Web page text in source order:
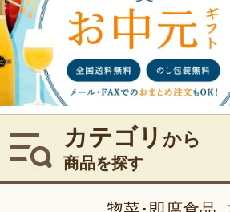
カテゴリ から
商品を探す